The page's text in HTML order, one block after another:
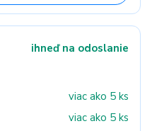
ihneď na odoslanie
viac ako 5 ks
viac ako 5 ks